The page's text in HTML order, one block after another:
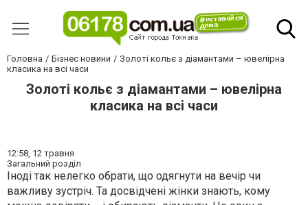
Головна Бізнес новини
Золоті кольє з діамантами – ювелірна
класика на всі часи
Золоті кольє з діамантами – ювелірна
класика на всі часи
12:58, 12 травня
Загальний розділ
Іноді так нелегко обрати, що одягнути на вечір чи
важливу зустріч. Та досвідчені жінки знають, кому